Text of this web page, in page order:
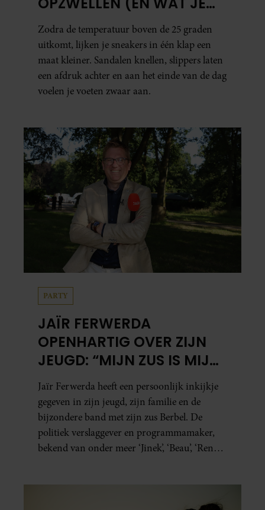
ERAAN KUNT DOEN)
Zodra de temperatuur boven de 25 graden
uitkomt, lijken je sneakers in één klap een
maat kleiner. Sandalen knellen, slippers laten
een afdruk achter en aan het einde van de dag
voelen je voeten zwaar aan.
PARTY
JAÏR FERWERDA
OPENHARTIG OVER ZIJN
JEUGD: “MIJN ZUS IS MIJN
MORELE KOMPAS”
Jaïr Ferwerda heeft een persoonlijk inkijkje
gegeven in zijn jeugd, zijn familie en de
bijzondere band met zijn zus Berbel. De
politiek verslaggever en programmamaker,
bekend van onder meer ‘Jinek’, ‘Beau’, ‘Renze’,